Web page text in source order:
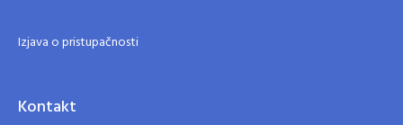
Izjava o pristupačnosti
Kontakt